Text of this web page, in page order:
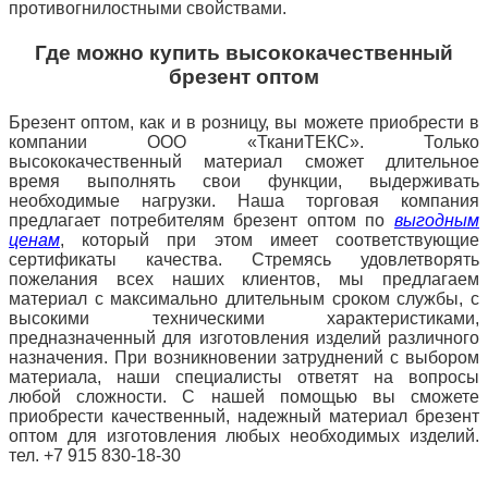
противогнилостными свойствами.
Где можно купить высококачественный
брезент оптом
Брезент оптом, как и в розницу, вы можете приобрести в
компании ООО «ТканиТЕКС». Только
высококачественный материал сможет длительное
время выполнять свои функции, выдерживать
необходимые нагрузки. Наша торговая компания
предлагает потребителям брезент оптом по выгодным
ценам, который при этом имеет соответствующие
сертификаты качества. Стремясь удовлетворять
пожелания всех наших клиентов, мы предлагаем
материал с максимально длительным сроком службы, с
высокими техническими характеристиками,
предназначенный для изготовления изделий различного
назначения. При возникновении затруднений с выбором
материала, наши специалисты ответят на вопросы
любой сложности. С нашей помощью вы сможете
приобрести качественный, надежный материал брезент
оптом для изготовления любых необходимых изделий.
тел. +7 915 830-18-30